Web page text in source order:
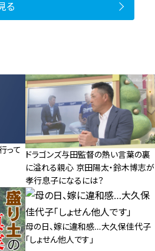
る
って
ドラゴンズ与田監督の熱い言葉の裏
に溢れる親心 京田陽太・鈴木博志が
孝行息子になるには？
母の日、嫁に違和感…大久保佳代子
「しょせん他人です」